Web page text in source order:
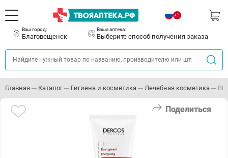
Ваш город:
Благовещенск
Ваша аптека:
Выберите способ получения заказа
Главная Каталог Гигиена и косметика Лечебная косметика
Поделиться